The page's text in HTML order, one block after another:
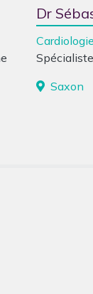
Dr
Saxon
En cas
Clinique CIC